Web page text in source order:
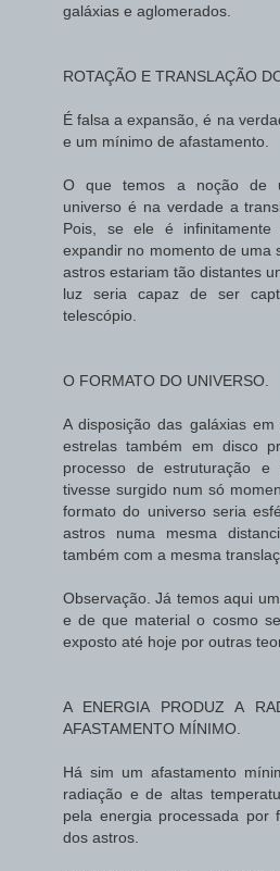
galáxias e aglomerados.
ROTAÇÃO E TRANSLAÇÃO
É falsa a expansão, é na
e um mínimo de afastamento.
O que temos a noção de
universo é na verdade a
Pois, se ele é
expandir no momento de uma
astros estariam tão distantes
luz seria capaz de ser
telescópio.
O FORMATO DO UNIVERSO.
A disposição das galáxias
estrelas também em disco
processo de estruturação
tivesse surgido num só
formato do universo seria
astros numa mesma
também com a mesma
Observação. Já temos aqui
e de que material o cosmo
exposto até hoje por outras
A ENERGIA PRODUZ A
AFASTAMENTO MÍNIMO.
Há sim um afastamento
radiação e de altas
pela energia processada por
dos astros.